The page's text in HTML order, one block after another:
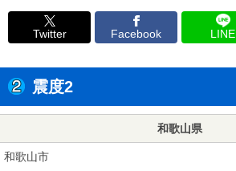
Twitter Facebook LINE
震度2
和歌山県
和歌山市